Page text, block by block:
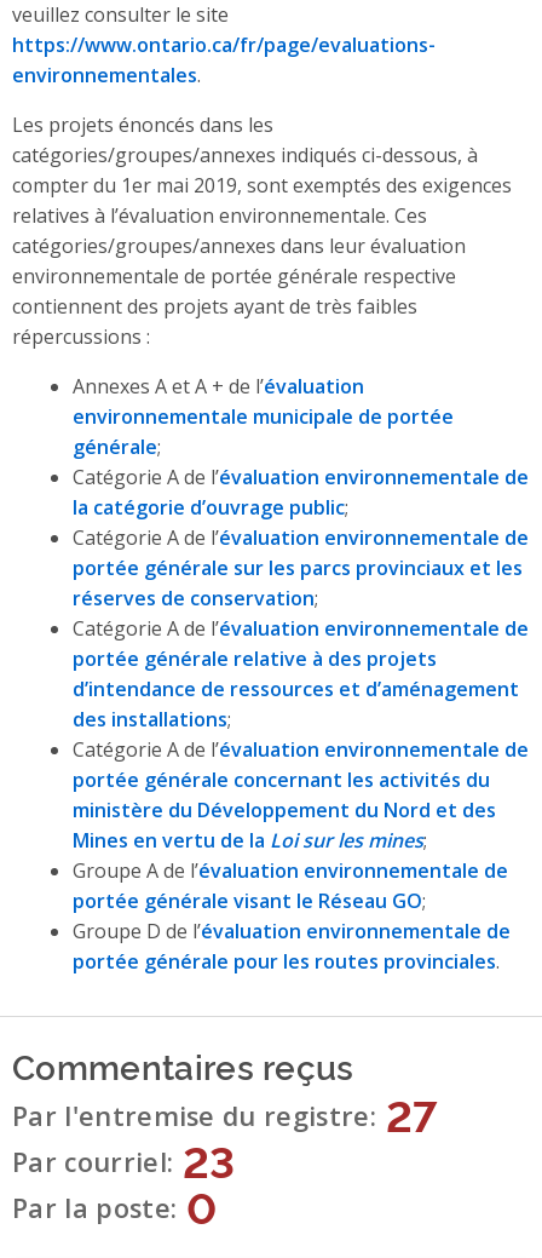
veuillez consulter le site
https://www.ontario.ca/fr/page/evaluations-
environnementales.
Les projets énoncés dans les
catégories/groupes/annexes indiqués ci-dessous, à
compter du 1er mai 2019, sont exemptés des exigences
relatives à l’évaluation environnementale. Ces
catégories/groupes/annexes dans leur évaluation
environnementale de portée générale respective
contiennent des projets ayant de très faibles
répercussions :
Annexes A et A + de l’évaluation
environnementale municipale de portée
générale;
Catégorie A de l’évaluation environnementale de
la catégorie d’ouvrage public;
Catégorie A de l’évaluation environnementale de
portée générale sur les parcs provinciaux et les
réserves de conservation;
Catégorie A de l’évaluation environnementale de
portée générale relative à des projets
d’intendance de ressources et d’aménagement
des installations;
Catégorie A de l’évaluation environnementale de
portée générale concernant les activités du
ministère du Développement du Nord et des
Mines en vertu de la Loi sur les mines;
Groupe A de l’évaluation environnementale de
portée générale visant le Réseau GO;
Groupe D de l’évaluation environnementale de
portée générale pour les routes provinciales.
Commentaires reçus
Par l'entremise du registre 27
Par courriel 23
Par la poste 0